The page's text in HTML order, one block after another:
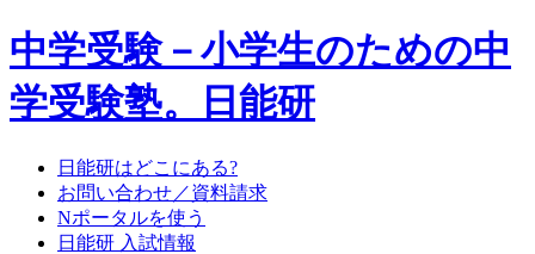
中学受験－小学生のための中
学受験塾。日能研
日能研はどこにある?
お問い合わせ／資料請求
Nポータルを使う
日能研 入試情報